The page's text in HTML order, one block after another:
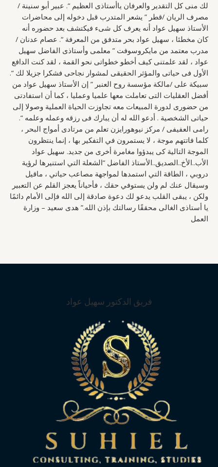
لك منى كل التقدير والعرفان ياأستاذى العظيم “. عبير أبو سنينة /
مصرف الريان /قطر ” يشعر المتدرب قبل دخوله إلى محاضرات
الأستاذ سهيل عواد أنه يعرف كل شىء فيكتشف بعد حضوره أنه
كان مخطئا ، سهيل عواد بحر متدفق من المعرفة “. عصام عدنان /
مدرب معتمد من مايكروسوفت ” معلمى وأستاذى الفاضل سهيل
عواد ، لقد علمتنى كيف أخطو خطواتى نحو القمة ، لقد كنت الدافع
الأول فى حياتى والمؤثر الحقيقى لمشوار نجاحى فشكرا جزيلا لك “.
سبيكة على /مالكة مؤسسة روح العنبر ” إن الأستاذ سهيل عواد من
أفضل العقليات التى تعاملت معها علميا وعمليا ، كما أن استفادتى
من حضورى لدورة المبيعات معه تجاوزت الحياة العملية وصولا إلى
حياتى الشخصية . أدعو الله له أن يبارك فى رزقه وعمله وعلمه “.
رامى العفيفى / مركز نيوهورايزن تعلم من مرتادى أمواج البحر ،
كلما فاتتهم موجة ، لا يستمرون في التفكير بها ، إنما ينتظرون
الموجة التالية كى يبدؤوا مغامرة أخرى من جديد. سهيل عواد
الأب..الأخ..الصديق..الأستاذ الفاضل “الشعلة التي استنيرها لرؤية
دروبي ، الطاقة التي استمدها لمواجهة مصاعب حياتي ، ماقيل
وسيقال عنك لم ولن يستوفي حقك ، فأحياناً يعجز القلم عن التعبير
ولكن ، يبقى القلب يدعو لك دعوة صادقة إلى الله فإلى الأمام دائمًا
يا أستاذى الغالى محققًا رسالتك بإذن الله.” هدى سعيد – وزارة
العمل
فريق الدكتور سهيل عواد